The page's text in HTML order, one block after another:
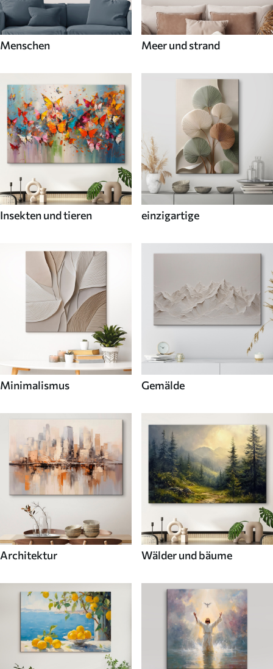
Menschen Meer und strand
Insekten und tieren einzigartige
Minimalismus Gemälde
Architektur Wälder und bäume